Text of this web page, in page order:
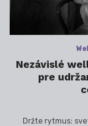
Nezávislé
pre
Držte rytmus: